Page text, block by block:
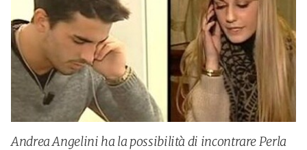
Andrea Angelini ha la possibilità di incontrare Perla